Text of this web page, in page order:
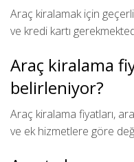
Araç kiralamak için
ve kredi kartı
Araç kiralama
belirleniyor?
Araç kiralama fiyatları,
ve ek hizmetlere göre